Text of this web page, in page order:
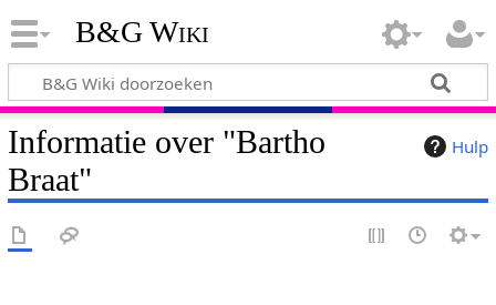
B&G Wiki
Hulp
Informatie over "Bartho
Braat"